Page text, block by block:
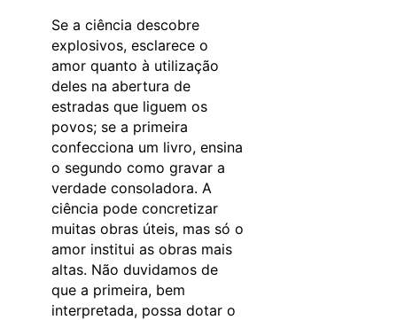
Se a ciência descobre
explosivos, esclarece o
amor quanto à utilização
deles na abertura de
estradas que liguem os
povos; se a primeira
confecciona um livro, ensina
o segundo como gravar a
verdade consoladora. A
ciência pode concretizar
muitas obras úteis, mas só o
amor institui as obras mais
altas. Não duvidamos de
que a primeira, bem
interpretada, possa dotar o